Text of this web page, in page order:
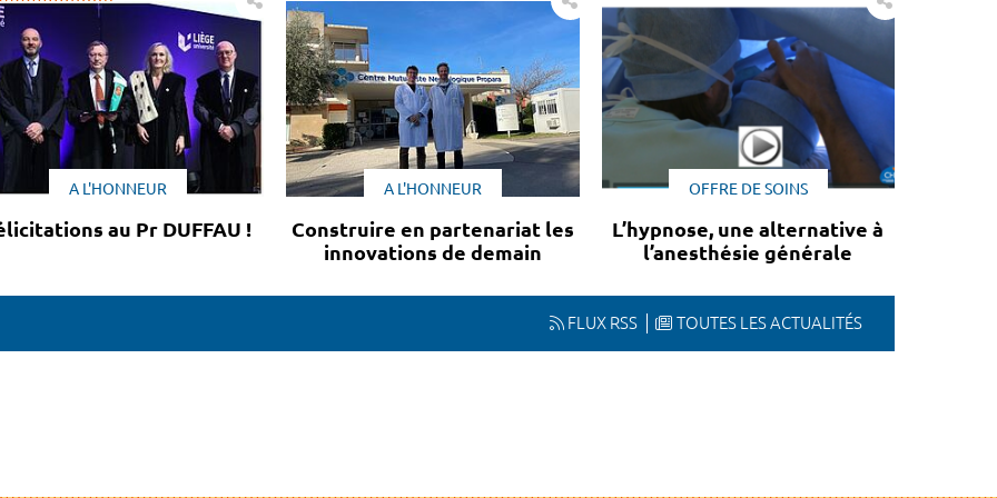
A L'HONNEUR
au Pr DUFFAU !
A L'HONNEUR
Construire en partenariat les
innovations de demain
OFFRE DE SOINS
L’hypnose, une alternative à
l’anesthésie générale
FLUX RSS TOUTES LES ACTUALITÉS